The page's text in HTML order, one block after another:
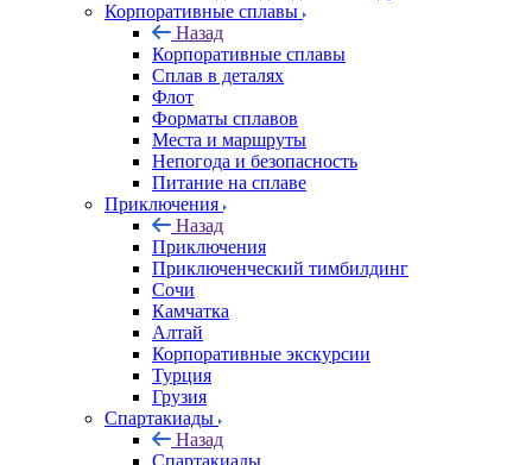
Корпоративные сплавы
Назад
Корпоративные сплавы
Сплав в деталях
Флот
Форматы сплавов
Места и маршруты
Непогода и безопасность
Питание на сплаве
Приключения
Назад
Приключения
Приключенческий тимбилдинг
Сочи
Камчатка
Алтай
Корпоративные экскурсии
Турция
Грузия
Спартакиады
Назад
Спартакиады